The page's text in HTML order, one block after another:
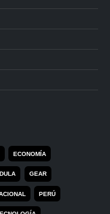
ECONOMÍA
GEAR
PERÚ